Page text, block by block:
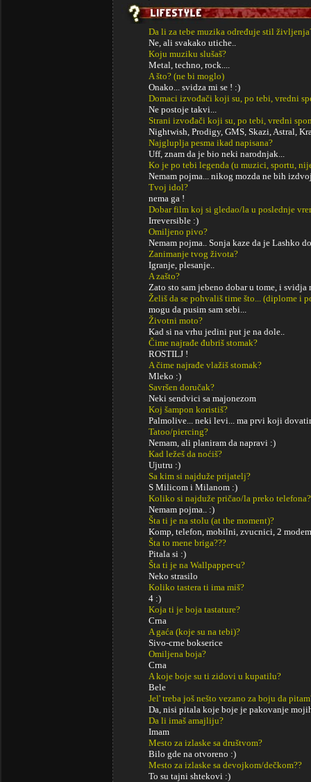
Da li za tebe muzika određuje stil
Ne, ali svakako utiche..
Koju muziku slušaš?
Metal, techno, rock....
A što? (ne bi moglo)
Onako... svidza mi se ! :)
Domaci izvođači koji su, po tebi, vredni
Ne postoje takvi...
Strani izvođači koji su, po tebi, vredni
Nightwish, Prodigy, GMS, Skazi, Astral,
Najgluplja pesma ikad napisana?
Uff, znam da je bio neki narodnjak...
Ko je po tebi legenda (u muzici, sportu,
Nemam pojma... nikog mozda ne bih
Tvoj idol?
nema ga !
Dobar film koj si gledao/la u poslednje
Irreversible :)
Omiljeno pivo?
Nemam pojma.. Sonja kaze da je Lashko
Zanimanje tvog života?
Igranje, plesanje..
A zašto?
Zato sto sam jebeno dobar u tome, i svidja
Želiš da se pohvališ time što... (diplome i
mogu da pusim sam sebi...
Životni moto?
Kad si na vrhu jedini put je na dole..
Čime najrađe đubriš stomak?
ROSTILJ !
A čime najrađe vlažiš stomak?
Mleko :)
Savršen doručak?
Neki sendvici sa majonezom
Koj šampon koristiš?
Palmolive... neki levi... ma prvi koji
Tatoo/piercing?
Nemam, ali planiram da napravi :)
Kad ležeš da noćiš?
Ujutru :)
Sa kim si najduže prijatelj?
S Milicom i Milanom :)
Koliko si najduže pričao/la preko telefona?
Nemam pojma.. :)
Šta ti je na stolu (at the moment)?
Komp, telefon, mobilni, zvucnici, 2
Šta to mene briga???
Pitala si :)
Šta ti je na Wallpapper-u?
Neko strasilo
Koliko tastera ti ima miš?
4 :)
Koja ti je boja tastature?
Crna
A gaća (koje su na tebi)?
Sivo-crne bokserice
Omiljena boja?
Crna
A koje boje su ti zidovi u kupatilu?
Bele
Jel' treba još nešto vezano za boju da
Da, nisi pitala koje boje je pakovanje
Da li imaš amajliju?
Imam
Mesto za izlaske sa društvom?
Bilo gde na otvoreno :)
Mesto za izlaske sa devojkom/dečkom??
To su tajni shtekovi :)